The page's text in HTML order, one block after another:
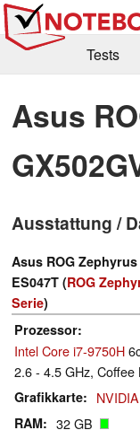
Tests
Kaufberatung
Forum
Asus
Ausstattung /
Asus ROG Zephyrus
ES047T (ROG
Serie)
Prozessor
Intel Core i7-9750H
2.6 - 4.5 GHz, Coffee
Grafikkarte
RAM 32 GB